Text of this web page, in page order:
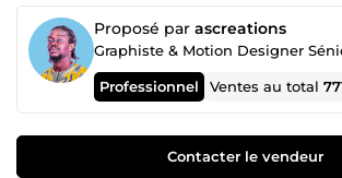
Proposé par ascreations
Professionnel Ventes au total
Contacter le vendeur